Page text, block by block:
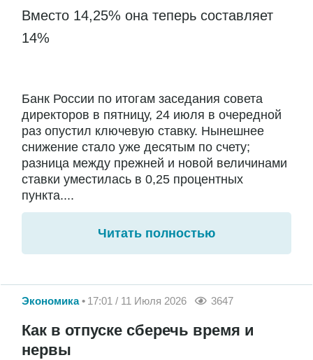
Вместо 14,25% она теперь составляет
14%
Банк России по итогам заседания совета
директоров в пятницу, 24 июля в очередной
раз опустил ключевую ставку. Нынешнее
снижение стало уже десятым по счету;
разница между прежней и новой величинами
ставки уместилась в 0,25 процентных
пункта....
Читать полностью
Экономика 17:01 / 11 Июля 2026 3647
Как в отпуске сберечь время и
нервы